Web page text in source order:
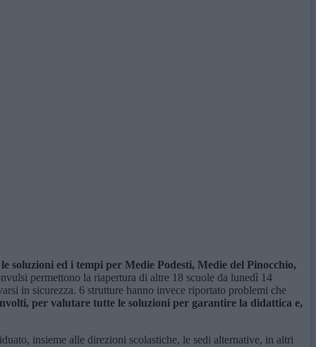
soluzioni ed i tempi per Medie Podesti, Medie del Pinocchio,
permettono la riapertura di altre 18 scuole da lunedì 14
in sicurezza. 6 strutture hanno invece riportato problemi che
per valutare tutte le soluzioni per garantire la didattica e,
insieme alle direzioni scolastiche, le sedi alternative, in altri